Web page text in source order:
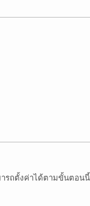
ารถตั้งค่าได้ตามขั้นตอน